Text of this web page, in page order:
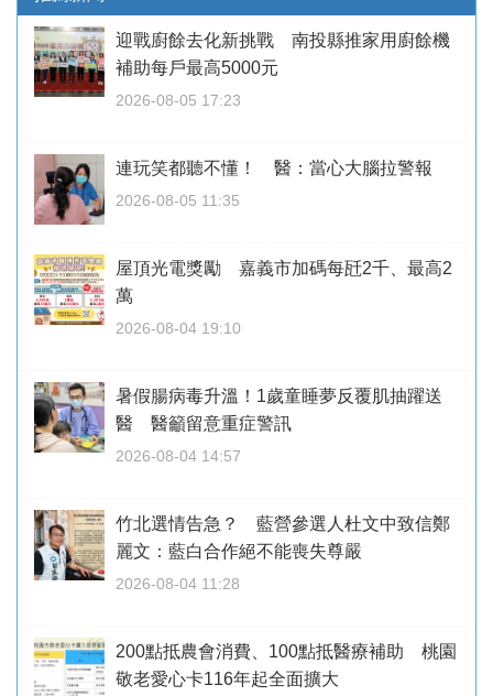
迎戰廚餘去化新挑戰 南投縣推家用廚餘機
補助每戶最高5000元
2026-08-05 17:23
連玩笑都聽不懂！ 醫：當心大腦拉警報
2026-08-05 11:35
屋頂光電獎勵 嘉義市加碼每瓩2千、最高2
萬
2026-08-04 19:10
暑假腸病毒升溫！1歲童睡夢反覆肌抽躍送
醫 醫籲留意重症警訊
2026-08-04 14:57
竹北選情告急？ 藍營參選人杜文中致信鄭
麗文：藍白合作絕不能喪失尊嚴
2026-08-04 11:28
200點抵農會消費、100點抵醫療補助 桃園
敬老愛心卡116年起全面擴大